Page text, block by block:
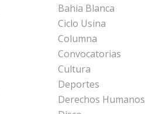
Bahia Blanca
Ciclo Usina
Columna
Convocatorias
Cultura
Deportes
Derechos Humanos